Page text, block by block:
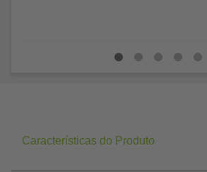
Características do Produto